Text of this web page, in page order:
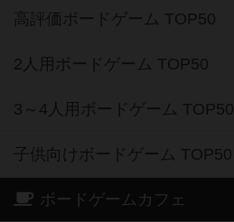
高評価ボードゲーム TOP50
2人用ボードゲーム TOP50
3～4人用ボードゲーム TOP50
子供向けボードゲーム TOP50
ボードゲームカフェ